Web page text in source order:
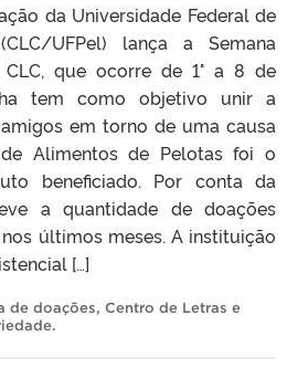
da Universidade Federal de
UFPel) lança a Semana
CLC, que ocorre de 1° a 8 de
tem como objetivo unir a
em torno de uma causa
Alimentos de Pelotas foi o
beneficiado. Por conta da
a quantidade de doações
últimos meses. A instituição
[…]
de doações, Centro de Letras e
.